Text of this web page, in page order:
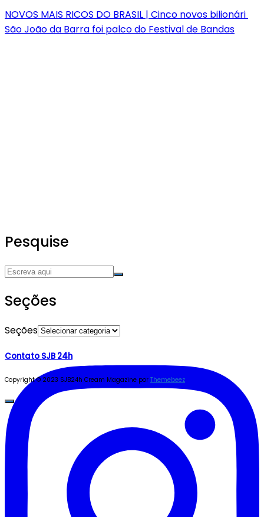
NOVOS MAIS RICOS DO BRASIL | Cinco novos bilionári
São João da Barra foi palco do Festival de Bandas
Pesquise
Seções
Seções
Contato SJB 24h
Copyright © 2023 SJB24h Cream Magazine por Themebeez